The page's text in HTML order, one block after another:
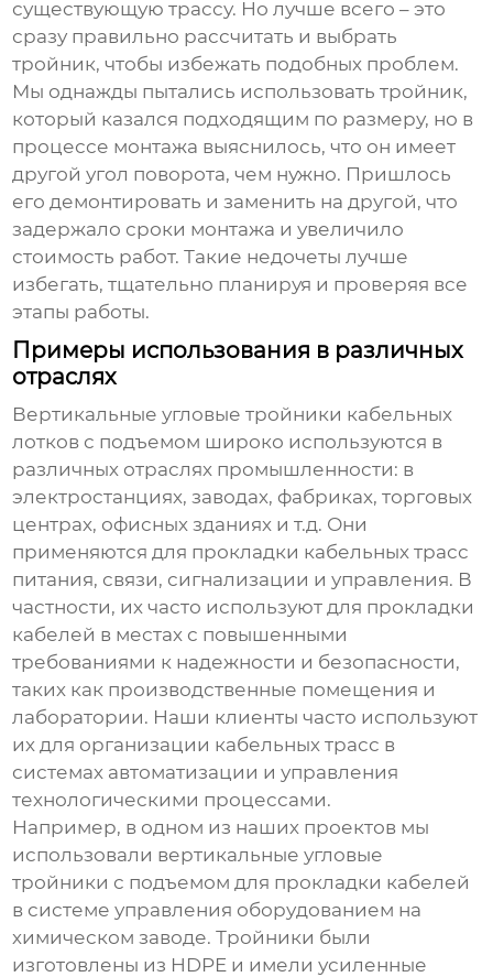
существующую трассу. Но лучше всего – это
сразу правильно рассчитать и выбрать
тройник, чтобы избежать подобных проблем.
Мы однажды пытались использовать тройник,
который казался подходящим по размеру, но в
процессе монтажа выяснилось, что он имеет
другой угол поворота, чем нужно. Пришлось
его демонтировать и заменить на другой, что
задержало сроки монтажа и увеличило
стоимость работ. Такие недочеты лучше
избегать, тщательно планируя и проверяя все
этапы работы.
Примеры использования в различных
отраслях
Вертикальные угловые тройники кабельных
лотков с подъемом широко используются в
различных отраслях промышленности: в
электростанциях, заводах, фабриках, торговых
центрах, офисных зданиях и т.д. Они
применяются для прокладки кабельных трасс
питания, связи, сигнализации и управления. В
частности, их часто используют для прокладки
кабелей в местах с повышенными
требованиями к надежности и безопасности,
таких как производственные помещения и
лаборатории. Наши клиенты часто используют
их для организации кабельных трасс в
системах автоматизации и управления
технологическими процессами.
Например, в одном из наших проектов мы
использовали вертикальные угловые
тройники с подъемом для прокладки кабелей
в системе управления оборудованием на
химическом заводе. Тройники были
изготовлены из HDPE и имели усиленные